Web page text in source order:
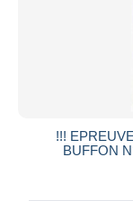
!!!
BUFFON